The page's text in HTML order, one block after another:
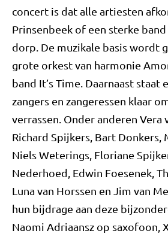
concert is dat alle artiesten
Prinsenbeek of een sterke
dorp. De muzikale basis wordt
grote orkest van harmonie
band It’s Time. Daarnaast staat
zangers en zangeressen klaar
verrassen. Onder anderen Vera
Richard Spijkers, Bart Donkers,
Niels Weterings, Floriane
Nederhoed, Edwin Foesenek,
Luna van Horssen en Jim van
hun bijdrage aan deze
Naomi Adriaansz op saxofoon,